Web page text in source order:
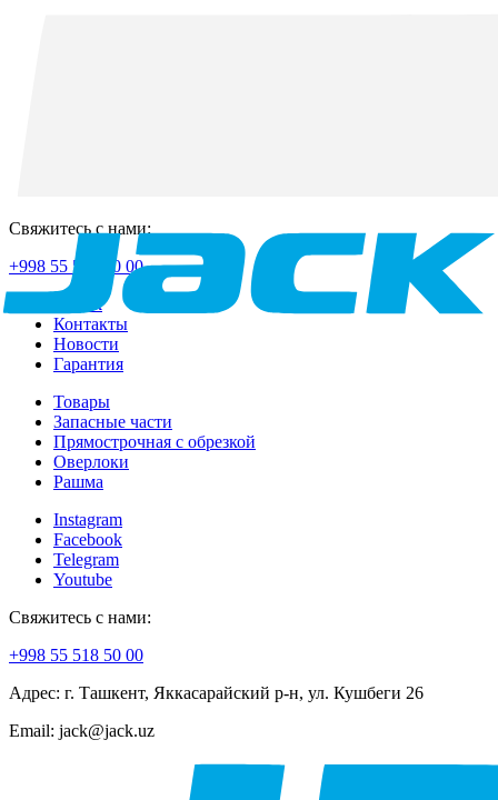
Свяжитесь с нами:
+998 55 518 50 00
О Jack
Контакты
Новости
Гарантия
Товары
Запасные части
Прямострочная с обрезкой
Оверлоки
Рашма
Instagram
Facebook
Telegram
Youtube
Свяжитесь с нами:
+998 55 518 50 00
Адрес: г. Ташкент, Яккасарайский р-н, ул. Кушбеги 26
Email: jack@jack.uz